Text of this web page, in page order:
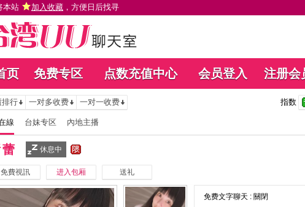
本站 加入收藏 ，方便日后找寻
页 免费专区 点数充值中心 会员登入 注册会
排行 一对多收费 一对一收费 指数
線 台妹专区 內地主播
休息中
免費視訊 进入包厢 送礼
免费文字聊天 : 關閉